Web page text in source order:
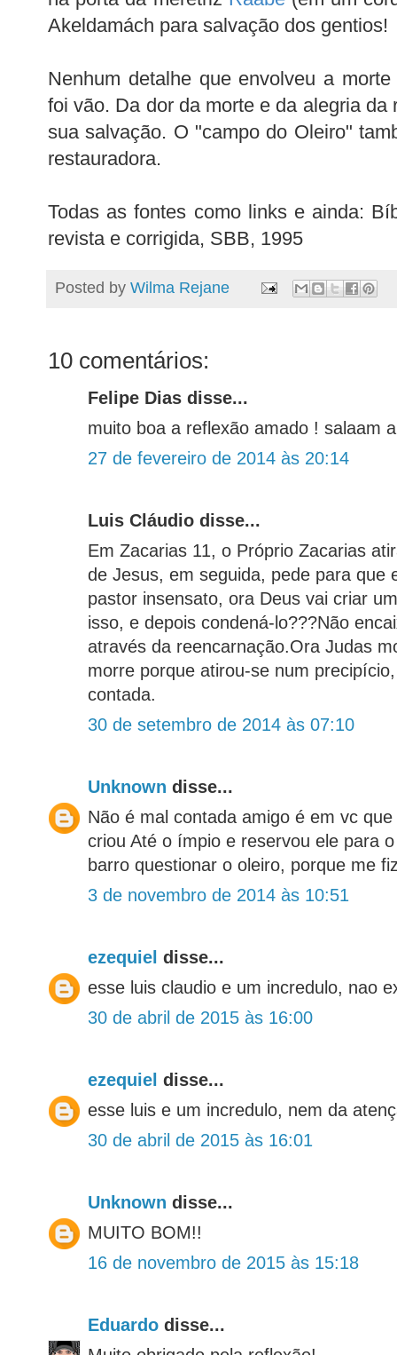
Akeldamách para salvação dos gentios!
Nenhum detalhe que envolveu a
foi vão. Da dor da morte e da alegria da
sua salvação. O "campo do Oleiro"
restauradora.
Todas as fontes como links e ainda:
revista e corrigida, SBB, 1995
Posted by Wilma Rejane
10 comentários:
Felipe Dias disse...
muito boa a reflexão amado ! salaam
27 de fevereiro de 2014 às 20:14
Luis Cláudio disse...
Em Zacarias 11, o Próprio Zacarias
de Jesus, em seguida, pede para que
pastor insensato, ora Deus vai criar
isso, e depois condená-lo???Não
através da reencarnação.Ora Judas
morre porque atirou-se num
contada.
30 de setembro de 2014 às 07:10
Unknown disse...
Não é mal contada amigo é em vc
criou Até o ímpio e reservou ele para
barro questionar o oleiro, porque me
3 de novembro de 2014 às 10:51
ezequiel disse...
esse luis claudio e um incredulo, nao
30 de abril de 2015 às 16:00
ezequiel disse...
esse luis e um incredulo, nem da
30 de abril de 2015 às 16:01
Unknown disse...
MUITO BOM!!
16 de novembro de 2015 às 15:18
Eduardo disse...